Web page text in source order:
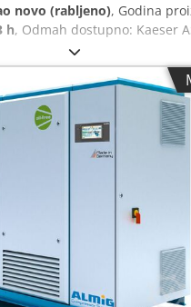
novo (rabljeno), Godina
h, Odmah dostupno: Kaeser
11 bar s integriranim
upravljanim ispustom
Sigma Control 3 Godina
Radni sati: 3 h Tlak: 11 bar
Nurs Agdjf Količina
buke: 69 dB(A) Izlaz
Š x V): 800 x 1460 x 1530 mm
moguće ugodno leasing
matične banke. Posjetite
imamo veliki izbor novih i